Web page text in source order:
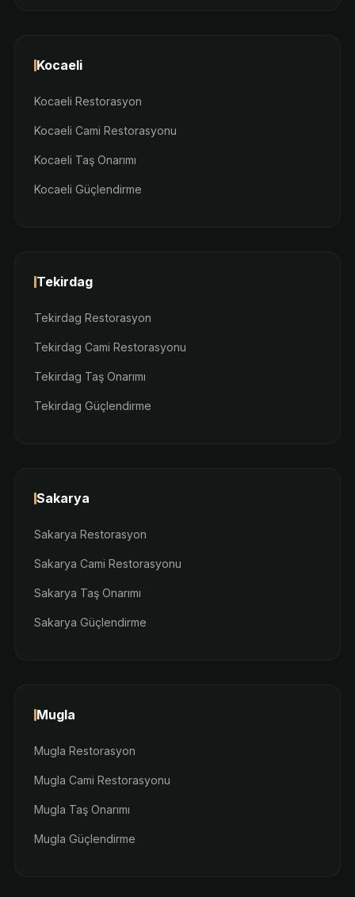
Kocaeli
Kocaeli Restorasyon
Kocaeli Cami Restorasyonu
Kocaeli Taş Onarımı
Kocaeli Güçlendirme
Tekirdag
Tekirdag Restorasyon
Tekirdag Cami Restorasyonu
Tekirdag Taş Onarımı
Tekirdag Güçlendirme
Sakarya
Sakarya Restorasyon
Sakarya Cami Restorasyonu
Sakarya Taş Onarımı
Sakarya Güçlendirme
Mugla
Mugla Restorasyon
Mugla Cami Restorasyonu
Mugla Taş Onarımı
Mugla Güçlendirme